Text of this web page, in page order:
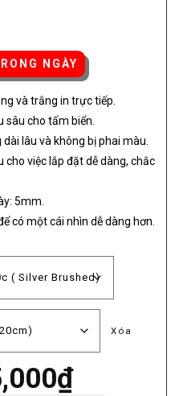
NGÀY
và trắng in trực tiếp.
sâu cho tấm biển.
lâu và không bị phai màu.
cho việc lắp đặt dễ dàng, chắc
5mm.
có một cái nhìn dễ dàng hơn.
Xóa
₫Giá